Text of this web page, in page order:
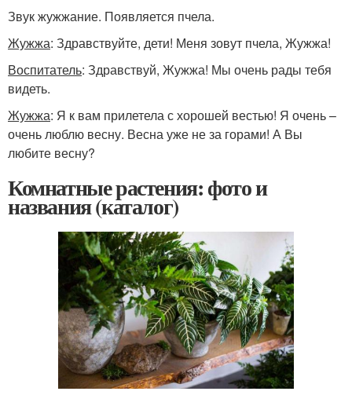
Звук жужжание. Появляется пчела.
Жужжа: Здравствуйте, дети! Меня зовут пчела, Жужжа!
Воспитатель: Здравствуй, Жужжа! Мы очень рады тебя
видеть.
Жужжа: Я к вам прилетела с хорошей вестью! Я очень –
очень люблю весну. Весна уже не за горами! А Вы
любите весну?
Комнатные растения: фото и
названия (каталог)